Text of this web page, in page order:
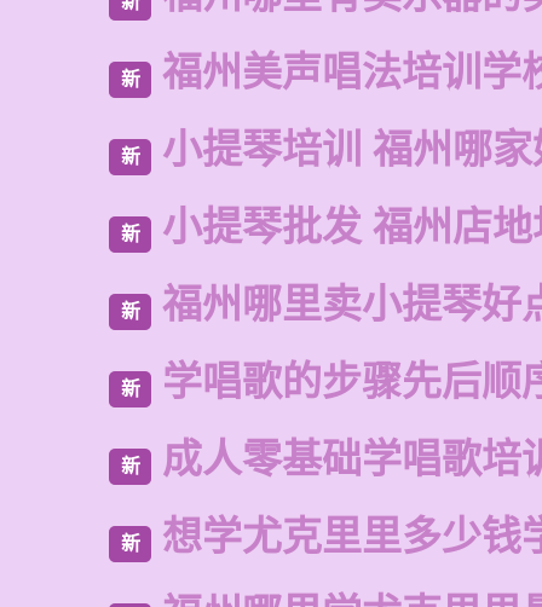
新 福州美声唱法培训学
新 小提琴培训 福州哪
新 小提琴批发 福州店
新 福州哪里卖小提琴好
新 学唱歌的步骤先后顺
新 成人零基础学唱歌培
新 想学尤克里里多少钱